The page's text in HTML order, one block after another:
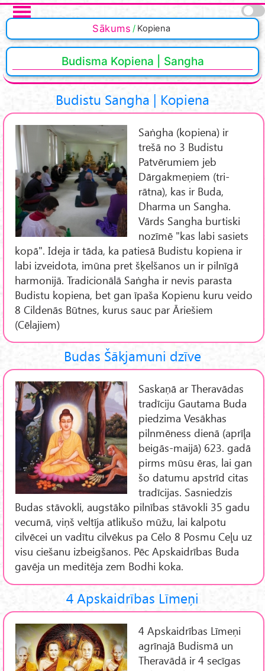
Skip to main content
Sākums Kopiena
Budisma Kopiena | Sangha
Budistu Sangha | Kopiena
Saṅgha (kopiena) ir
trešā no 3 Budistu
Patvērumiem jeb
Dārgakmeņiem (tri-
rātna), kas ir Buda,
Dharma un Sangha.
Vārds Sangha burtiski
nozīmē "kas labi sasiets
kopā". Ideja ir tāda, ka patiesā Budistu kopiena ir
labi izveidota, imūna pret šķelšanos un ir pilnīgā
harmonijā. Tradicionālā Saṅgha ir nevis parasta
Budistu kopiena, bet gan īpaša Kopienu kuru veido
8 Cildenās Būtnes, kurus sauc par Āriešiem
(Cēlajiem)
Budas Šākjamuni dzīve
Saskaņā ar Theravādas
tradīciju Gautama Buda
piedzima Vesākhas
pilnmēness dienā (aprīļa
beigās-maijā) 623. gadā
pirms mūsu ēras, lai gan
šo datumu apstrīd citas
tradīcijas. Sasniedzis
Budas stāvokli, augstāko pilnības stāvokli 35 gadu
vecumā, viņš veltīja atlikušo mūžu, lai kalpotu
cilvēcei un vadītu cilvēkus pa Cēlo 8 Posmu Ceļu uz
visu ciešanu izbeigšanos. Pēc Apskaidrības Buda
gavēja un meditēja zem Bodhi koka.
4 Apskaidrības Līmeņi
4 Apskaidrības Līmeņi
agrīnajā Budismā un
Theravādā ir 4 secīgas
Pages